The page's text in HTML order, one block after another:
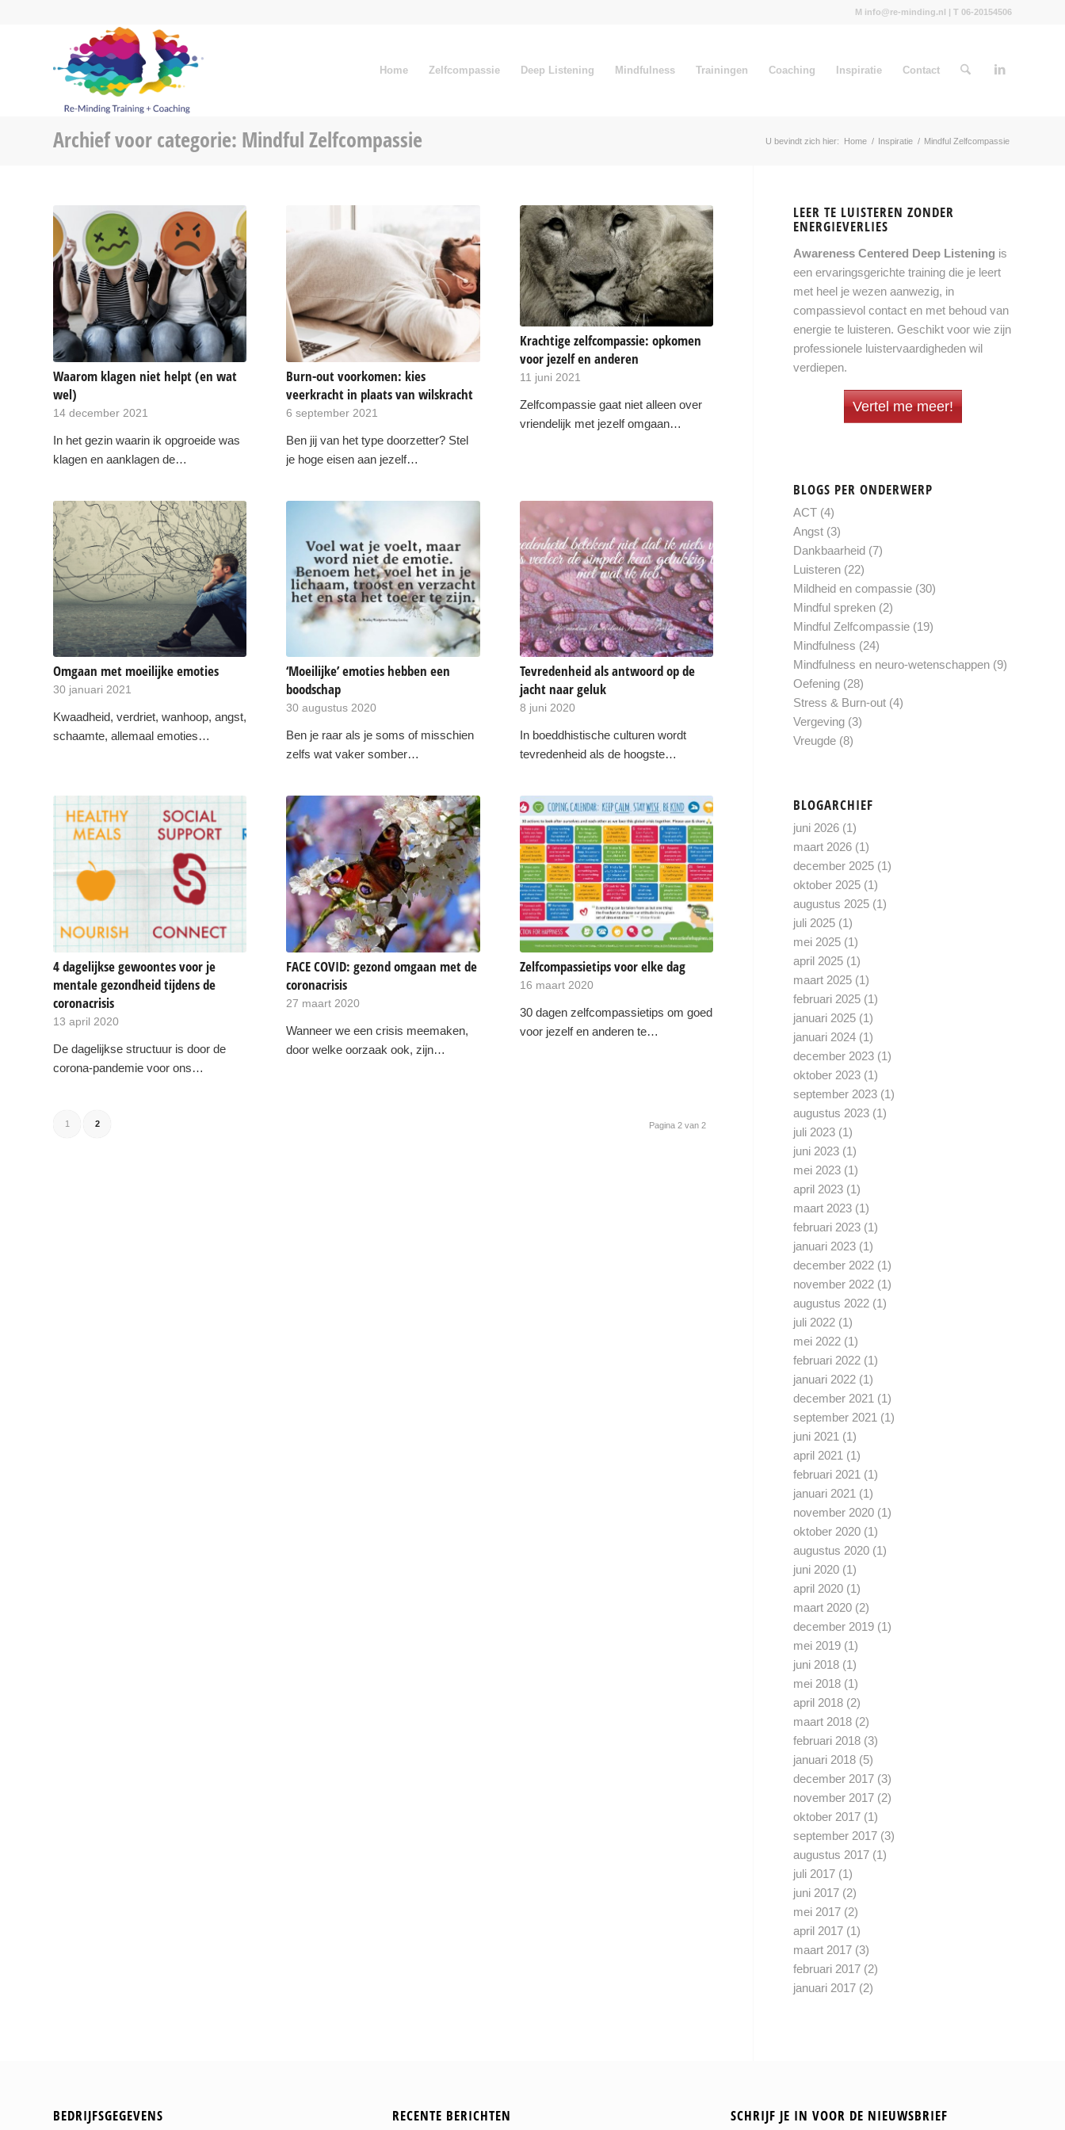
M info@re-minding.nl | T 06-20154506
Home Zelfcompassie Deep Listening Mindfulness Trainingen Coaching Inspiratie Contact
Archief voor categorie: Mindful Zelfcompassie U bevindt zich hier: Home / Inspiratie / Mindful Zelfcompassie
Waarom klagen niet helpt (en wat
wel)
14 december 2021
In het gezin waarin ik opgroeide was
klagen en aanklagen de…
Burn-out voorkomen: kies
veerkracht in plaats van wilskracht
6 september 2021
Ben jij van het type doorzetter? Stel
je hoge eisen aan jezelf…
Krachtige zelfcompassie: opkomen
voor jezelf en anderen
11 juni 2021
Zelfcompassie gaat niet alleen over
vriendelijk met jezelf omgaan…
Omgaan met moeilijke emoties
30 januari 2021
Kwaadheid, verdriet, wanhoop, angst,
schaamte, allemaal emoties…
‘Moeilijke’ emoties hebben een
boodschap
30 augustus 2020
Ben je raar als je soms of misschien
zelfs wat vaker somber…
Tevredenheid als antwoord op de
jacht naar geluk
8 juni 2020
In boeddhistische culturen wordt
tevredenheid als de hoogste…
4 dagelijkse gewoontes voor je
mentale gezondheid tijdens de
coronacrisis
13 april 2020
De dagelijkse structuur is door de
corona-pandemie voor ons…
FACE COVID: gezond omgaan met de
coronacrisis
27 maart 2020
Wanneer we een crisis meemaken,
door welke oorzaak ook, zijn…
Zelfcompassietips voor elke dag
16 maart 2020
30 dagen zelfcompassietips om goed
voor jezelf en anderen te…
Pagina 2 van 2
1 2
LEER TE LUISTEREN ZONDER
ENERGIEVERLIES
Awareness Centered Deep Listening is
een ervaringsgerichte training die je leert
met heel je wezen aanwezig, in
compassievol contact en met behoud van
energie te luisteren. Geschikt voor wie zijn
professionele luistervaardigheden wil
verdiepen.
Vertel me meer!
BLOGS PER ONDERWERP
ACT (4)
Angst (3)
Dankbaarheid (7)
Luisteren (22)
Mildheid en compassie (30)
Mindful spreken (2)
Mindful Zelfcompassie (19)
Mindfulness (24)
Mindfulness en neuro-wetenschappen (9)
Oefening (28)
Stress & Burn-out (4)
Vergeving (3)
Vreugde (8)
BLOGARCHIEF
juni 2026 (1)
maart 2026 (1)
december 2025 (1)
oktober 2025 (1)
augustus 2025 (1)
juli 2025 (1)
mei 2025 (1)
april 2025 (1)
maart 2025 (1)
februari 2025 (1)
januari 2025 (1)
januari 2024 (1)
december 2023 (1)
oktober 2023 (1)
september 2023 (1)
augustus 2023 (1)
juli 2023 (1)
juni 2023 (1)
mei 2023 (1)
april 2023 (1)
maart 2023 (1)
februari 2023 (1)
januari 2023 (1)
december 2022 (1)
november 2022 (1)
augustus 2022 (1)
juli 2022 (1)
mei 2022 (1)
februari 2022 (1)
januari 2022 (1)
december 2021 (1)
september 2021 (1)
juni 2021 (1)
april 2021 (1)
februari 2021 (1)
januari 2021 (1)
november 2020 (1)
oktober 2020 (1)
augustus 2020 (1)
juni 2020 (1)
april 2020 (1)
maart 2020 (2)
december 2019 (1)
mei 2019 (1)
juni 2018 (1)
mei 2018 (1)
april 2018 (2)
maart 2018 (2)
februari 2018 (3)
januari 2018 (5)
december 2017 (3)
november 2017 (2)
oktober 2017 (1)
september 2017 (3)
augustus 2017 (1)
juli 2017 (1)
juni 2017 (2)
mei 2017 (2)
april 2017 (1)
maart 2017 (3)
februari 2017 (2)
januari 2017 (2)
BEDRIJFSGEGEVENS RECENTE BERICHTEN SCHRIJF JE IN VOOR DE NIEUWSBRIEF